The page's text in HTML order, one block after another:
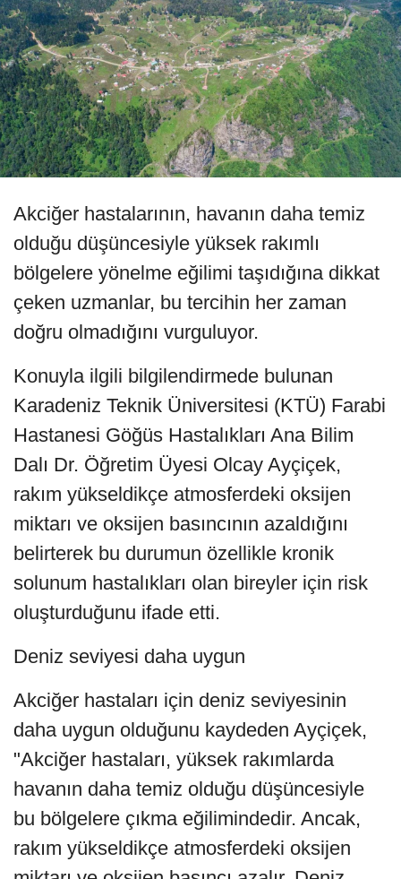
Akciğer hastalarının, havanın daha temiz
olduğu düşüncesiyle yüksek rakımlı
bölgelere yönelme eğilimi taşıdığına dikkat
çeken uzmanlar, bu tercihin her zaman
doğru olmadığını vurguluyor.
Konuyla ilgili bilgilendirmede bulunan
Karadeniz Teknik Üniversitesi (KTÜ) Farabi
Hastanesi Göğüs Hastalıkları Ana Bilim
Dalı Dr. Öğretim Üyesi Olcay Ayçiçek,
rakım yükseldikçe atmosferdeki oksijen
miktarı ve oksijen basıncının azaldığını
belirterek bu durumun özellikle kronik
solunum hastalıkları olan bireyler için risk
oluşturduğunu ifade etti.
Deniz seviyesi daha uygun
Akciğer hastaları için deniz seviyesinin
daha uygun olduğunu kaydeden Ayçiçek,
"Akciğer hastaları, yüksek rakımlarda
havanın daha temiz olduğu düşüncesiyle
bu bölgelere çıkma eğilimindedir. Ancak,
rakım yükseldikçe atmosferdeki oksijen